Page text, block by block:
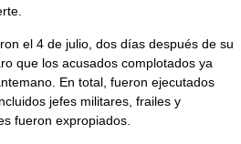
el 4 de julio, dos días después de su
que los acusados complotados ya
En total, fueron ejecutados
jefes militares, frailes y
fueron expropiados.